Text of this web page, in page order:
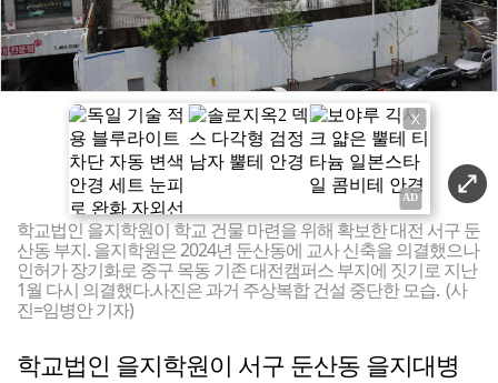
X
학교법인 을지학원이 학교 건물 마련을 위해 확보한 대전 서구 둔
산동 부지. 을지학원은 2024년 둔산동에 교사 신축을 의결했으나
인허가 장기화로 중구 목동 기존 대전캠퍼스 부지에 짓기로 지난
1월 다시 의결했다.사진은 과거 주상복합 건설 중단한 모습. (사
진=임병안 기자)
학교법인 을지학원이 서구 둔산동 을지대병